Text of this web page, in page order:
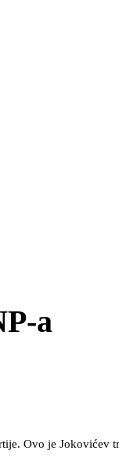
a
Ovo je Jokovićev